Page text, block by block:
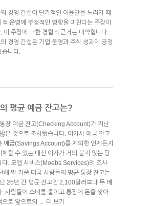
경영 간섭이 단기적인 이윤만을 노리기 때
운영에 부정적인 영향을 미친다는 주장이
이 주장에 대한 경험적 근거는 미약합니다.
경영 간섭은 기업 운영과 주식 성과에 긍정
니다.
평균 예금 잔고는?
장 예금 잔고(Checking Account)가 지난
은 것으로 조사됐습니다. 여기서 예금 잔고
예금(Savings Account)를 제외한 언제든지
체할 수 있는 대신 이자가 거의 붙지 않는 당
다. 모엡 서비스(Moebs Services)의 조사
해 말 기준 미국 사람들의 평균 통장 잔고는
25년 간 평균 잔고인 2,100달러보다 두 배
. 사람들이 소비를 줄이고 통장에 돈을 쌓아
로 앞으로의
→ 더 보기